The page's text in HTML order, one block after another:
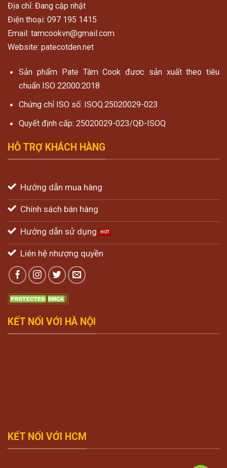
Địa chỉ: Đang cập nhật
Điện thoại: 097 195 1415
Email: tamcookvn@gmail.com
Website: patecotden.net
Sản phẩm Pate Tâm Cook đươc sản xuất theo tiêu
chuẩn ISO 22000:2018
Chứng chỉ ISO số: ISOQ.25020029-023
Quyết định cấp: 25020029-023/QĐ-ISOQ
HỖ TRỢ KHÁCH HÀNG
Hướng dẫn mua hàng
Chính sách bán hàng
Hướng dẫn sử dụng
Liên hệ nhượng quyền
KẾT NỐI VỚI HÀ NỘI
KẾT NỐI VỚI HCM